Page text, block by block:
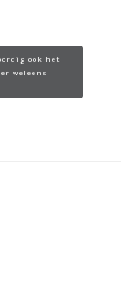
ook het
weleens